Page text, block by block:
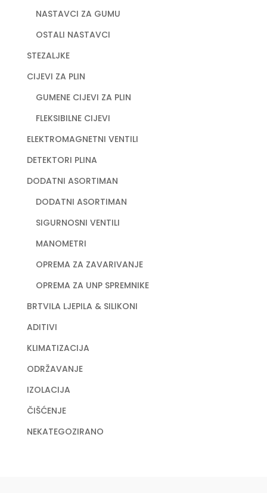
NASTAVCI ZA GUMU
OSTALI NASTAVCI
STEZALJKE
CIJEVI ZA PLIN
GUMENE CIJEVI ZA PLIN
FLEKSIBILNE CIJEVI
ELEKTROMAGNETNI VENTILI
DETEKTORI PLINA
DODATNI ASORTIMAN
DODATNI ASORTIMAN
SIGURNOSNI VENTILI
MANOMETRI
OPREMA ZA ZAVARIVANJE
OPREMA ZA UNP SPREMNIKE
BRTVILA LJEPILA & SILIKONI
ADITIVI
KLIMATIZACIJA
ODRŽAVANJE
IZOLACIJA
ČIŠĆENJE
NEKATEGOZIRANO